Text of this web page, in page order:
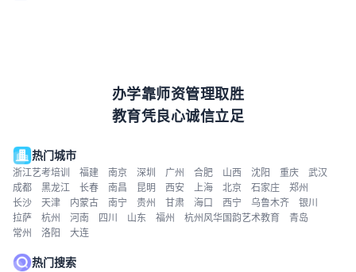
办学靠师资管理取胜
教育凭良心诚信立足
热门城市
浙江艺考培训 福建 南京 深圳 广州 合肥 山西 沈阳 重庆
武汉
成都
黑龙江 长春 南昌 昆明 西安 上海 北京 石家庄
郑州
长沙
天津 内蒙古 南宁 贵州 甘肃 海口 西宁 乌鲁木齐
银川
拉萨
杭州 河南 四川 山东 福州 杭州风华国韵艺术教育
青岛
常州
洛阳 大连
热门搜索